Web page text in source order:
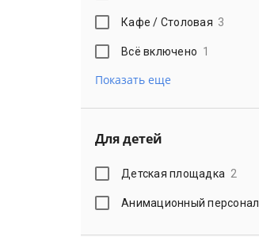
Кафе / Столовая 3
Всё включено 1
Показать еще
Для детей
Детская площадка 2
Анимационный персонал